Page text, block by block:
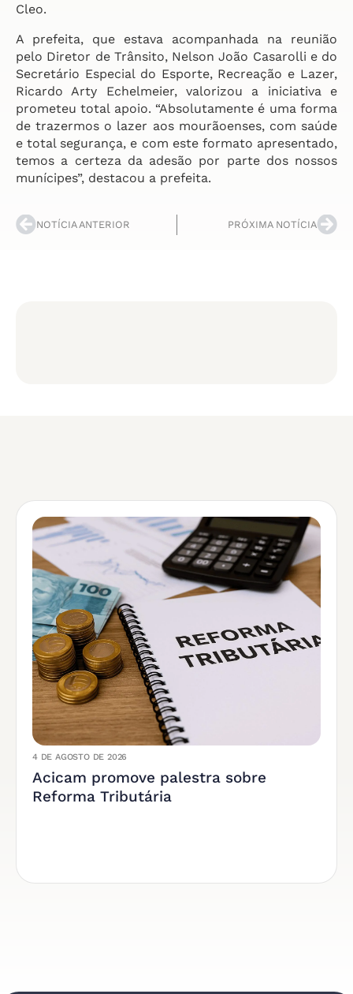
Cleo.
A prefeita, que estava acompanhada na reunião
pelo Diretor de Trânsito, Nelson João Casarolli e do
Secretário Especial do Esporte, Recreação e Lazer,
Ricardo Arty Echelmeier, valorizou a iniciativa e
prometeu total apoio. “Absolutamente é uma forma
de trazermos o lazer aos mourãoenses, com saúde
e total segurança, e com este formato apresentado,
temos a certeza da adesão por parte dos nossos
munícipes”, destacou a prefeita.
NOTÍCIA ANTERIOR PRÓXIMA NOTÍCIA
4 DE AGOSTO DE 2026
Acicam promove palestra sobre
Reforma Tributária